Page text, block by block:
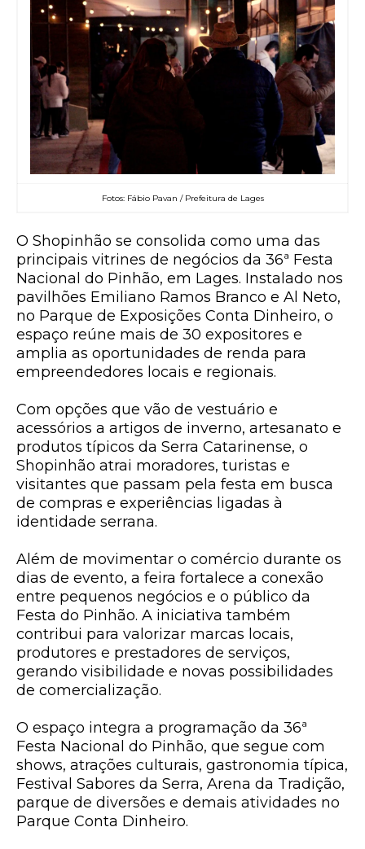
Fotos: Fábio Pavan / Prefeitura de Lages
O Shopinhão se consolida como uma das
principais vitrines de negócios da 36ª Festa
Nacional do Pinhão, em Lages. Instalado nos
pavilhões Emiliano Ramos Branco e Al Neto,
no Parque de Exposições Conta Dinheiro, o
espaço reúne mais de 30 expositores e
amplia as oportunidades de renda para
empreendedores locais e regionais.
Com opções que vão de vestuário e
acessórios a artigos de inverno, artesanato e
produtos típicos da Serra Catarinense, o
Shopinhão atrai moradores, turistas e
visitantes que passam pela festa em busca
de compras e experiências ligadas à
identidade serrana.
Além de movimentar o comércio durante os
dias de evento, a feira fortalece a conexão
entre pequenos negócios e o público da
Festa do Pinhão. A iniciativa também
contribui para valorizar marcas locais,
produtores e prestadores de serviços,
gerando visibilidade e novas possibilidades
de comercialização.
O espaço integra a programação da 36ª
Festa Nacional do Pinhão, que segue com
shows, atrações culturais, gastronomia típica,
Festival Sabores da Serra, Arena da Tradição,
parque de diversões e demais atividades no
Parque Conta Dinheiro.